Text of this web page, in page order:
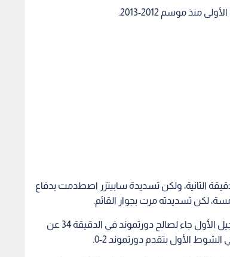
موسم 2012-2013.
الثانية، ولكن تسديدة سابيتزر اصطدمت بدفاع
لكن تسديدته مرت بجوار القائم.
وبعد ذلك، كان هناك محاولات من جانب كل فريق، ولكن التسجيل الأول جاء لصالح دورتموند في الدقيقة 34 عن